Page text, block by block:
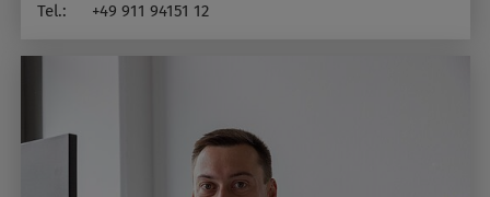
Tel.:
+49 911 94151 12